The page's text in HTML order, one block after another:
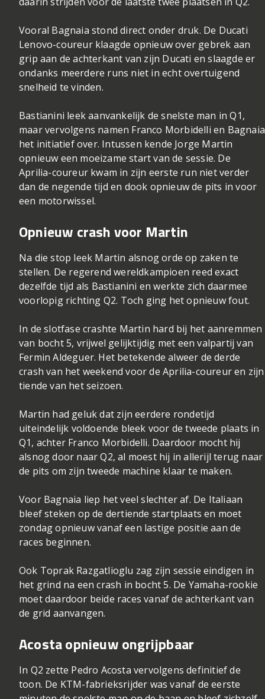
Vooral Bagnaia stond direct onder druk. De Ducati
Lenovo-coureur klaagde opnieuw over gebrek aan
grip aan de achterkant van zijn Ducati en slaagde er
ondanks meerdere runs niet in echt overtuigend
snelheid te vinden.
Bastianini leek aanvankelijk de snelste man in Q1,
maar vervolgens namen Franco Morbidelli en Bagnaia
het initiatief over. Intussen kende Jorge Martin
opnieuw een moeizame start van de sessie. De
Aprilia-coureur kwam in zijn eerste run niet verder
dan de negende tijd en dook opnieuw de pits in voor
een motorwissel.
Opnieuw crash voor Martin
Na die stop leek Martin alsnog orde op zaken te
stellen. De regerend wereldkampioen reed exact
dezelfde tijd als Bastianini en werkte zich daarmee
voorlopig richting Q2. Toch ging het opnieuw fout.
In de slotfase crashte Martin hard bij het aanremmen
van bocht 5, vrijwel gelijktijdig met een valpartij van
Fermin Aldeguer. Het betekende alweer de derde
crash van het weekend voor de Aprilia-coureur en zijn
tiende van het seizoen.
Martin had geluk dat zijn eerdere rondetijd
uiteindelijk voldoende bleek voor de tweede plaats in
Q1, achter Franco Morbidelli. Daardoor mocht hij
alsnog door naar Q2, al moest hij in allerijl terug naar
de pits om zijn tweede machine klaar te maken.
Voor Bagnaia liep het veel slechter af. De Italiaan
bleef steken op de dertiende startplaats en moet
zondag opnieuw vanaf een lastige positie aan de
races beginnen.
Ook Toprak Razgatlioglu zag zijn sessie eindigen in
het grind na een crash in bocht 5. De Yamaha-rookie
moet daardoor beide races vanaf de achterkant van
de grid aanvangen.
Acosta opnieuw ongrijpbaar
In Q2 zette Pedro Acosta vervolgens definitief de
toon. De KTM-fabrieksrijder was vanaf de eerste